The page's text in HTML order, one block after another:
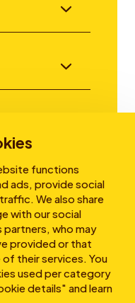
functions
ads, provide social
We also share
with our social
partners, who may
provided or that
their services. You
used per category
details" and learn